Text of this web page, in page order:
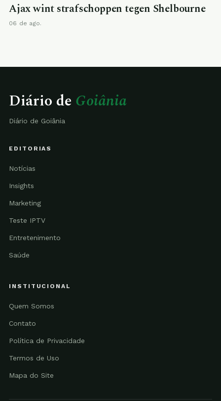
Ajax wint strafschoppen tegen Shelbourne
06 de ago.
Diário de Goiânia
Diário de Goiânia
EDITORIAS
Notícias
Insights
Marketing
Teste IPTV
Entretenimento
Saúde
INSTITUCIONAL
Quem Somos
Contato
Política de Privacidade
Termos de Uso
Mapa do Site